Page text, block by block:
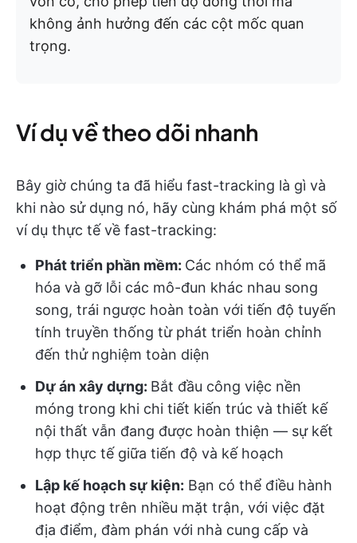
không ảnh hưởng đến các cột mốc quan
trọng.
Ví dụ về theo dõi nhanh
Bây giờ chúng ta đã hiểu fast-tracking là gì và
khi nào sử dụng nó, hãy cùng khám phá một số
ví dụ thực tế về fast-tracking:
Phát triển phần mềm: Các nhóm có thể mã
hóa và gỡ lỗi các mô-đun khác nhau song
song, trái ngược hoàn toàn với tiến độ tuyến
tính truyền thống từ phát triển hoàn chỉnh
đến thử nghiệm toàn diện
Dự án xây dựng: Bắt đầu công việc nền
móng trong khi chi tiết kiến trúc và thiết kế
nội thất vẫn đang được hoàn thiện — sự kết
hợp thực tế giữa tiến độ và kế hoạch
Lập kế hoạch sự kiện: Bạn có thể điều hành
hoạt động trên nhiều mặt trận, với việc đặt
địa điểm, đàm phán với nhà cung cấp và